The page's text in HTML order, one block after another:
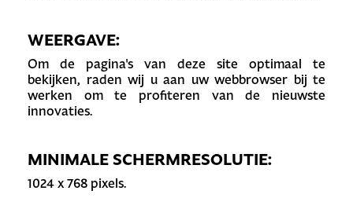
WEERGAVE:
Om de pagina's van deze site optimaal te
bekijken, raden wij u aan uw webbrowser bij te
werken om te profiteren van de nieuwste
innovaties.
MINIMALE SCHERMRESOLUTIE:
1024 x 768 pixels.